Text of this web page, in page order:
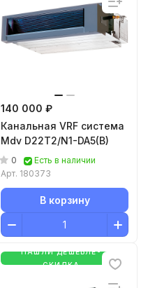
140 000 ₽
Канальная VRF система
Mdv D22T2/N1-DA5(B)
0
Есть в наличии
Арт. 180373
В корзину
НАШЛИ ДЕШЕВЛЕ-
СКИДКА